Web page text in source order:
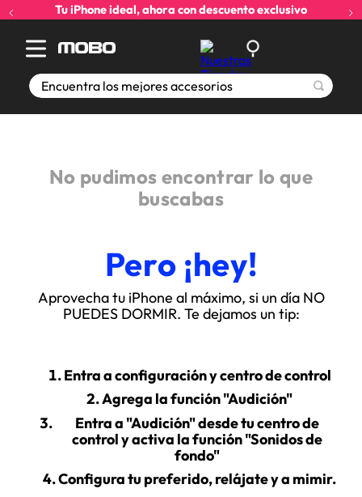
Tu iPhone ideal, ahora con descuento exclusivo
Encuentra los mejores accesorios
No pudimos encontrar lo que
buscabas
Pero ¡hey!
Aprovecha tu iPhone al máximo, si un día NO
PUEDES DORMIR. Te dejamos un tip:
Entra a configuración y centro de control
Agrega la función "Audición"
Entra a "Audición" desde tu centro de
control y activa la función "Sonidos de
fondo"
Configura tu preferido, relájate y a mimir.